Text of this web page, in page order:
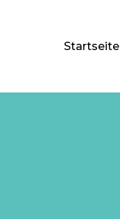
Startseite